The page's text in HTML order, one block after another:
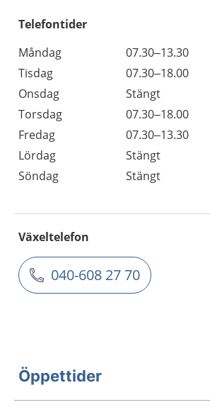
Telefontider
Måndag
07.30–13.30
Tisdag
07.30–18.00
Onsdag
Stängt
Torsdag
07.30–18.00
Fredag
07.30–13.30
Lördag
Stängt
Söndag
Stängt
Växeltelefon
040-608 27 70
Öppettider